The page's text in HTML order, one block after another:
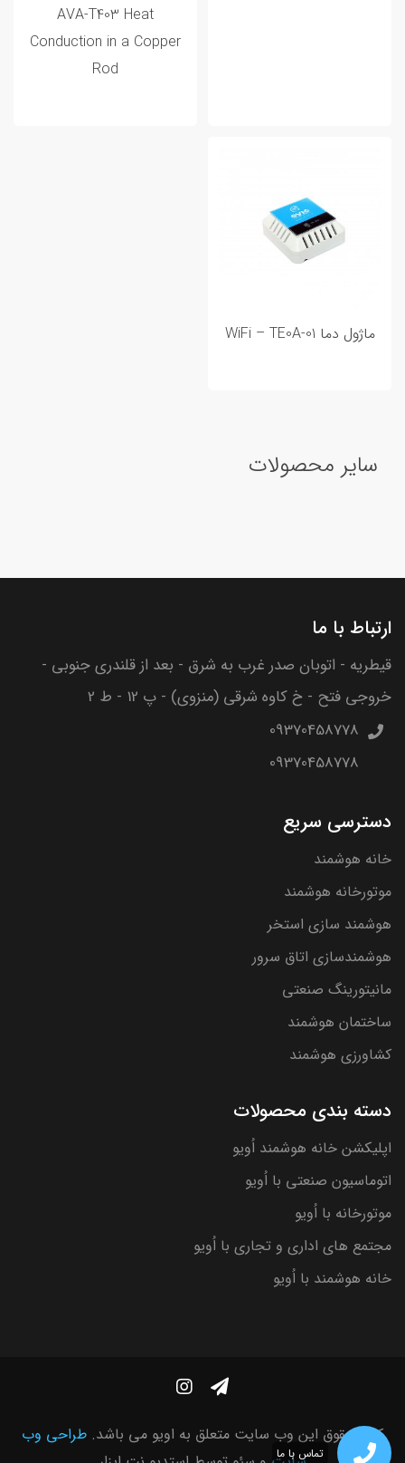
AVA‑T403 Heat
Conduction in a Copper
Rod
ماژول دما WiFi – TE0A-01
سایر محصولات
تماس با ما
ارتباط با ما
قیطریه - اتوبان صدر غرب به شرق - بعد از قلندری جنوبی -
خروجی فتح - خ کاوه شرقی (منزوی) - پ 12 - ط 2
09370458778
09370458778
دسترسی سریع
خانه هوشمند
موتورخانه هوشمند
هوشمند سازی استخر
هوشمندسازی اتاق سرور
مانیتورینگ صنعتی
ساختمان هوشمند
کشاورزی هوشمند
دسته بندی محصولات
اپلیکشن خانه هوشمند اُویو
اتوماسیون صنعتی با اُویو
موتورخانه با اُویو
مجتمع های اداری و تجاری با اُویو
خانه هوشمند با اُویو
کلیه حقوق این وب سایت متعلق به اویو می باشد. طراحی وب